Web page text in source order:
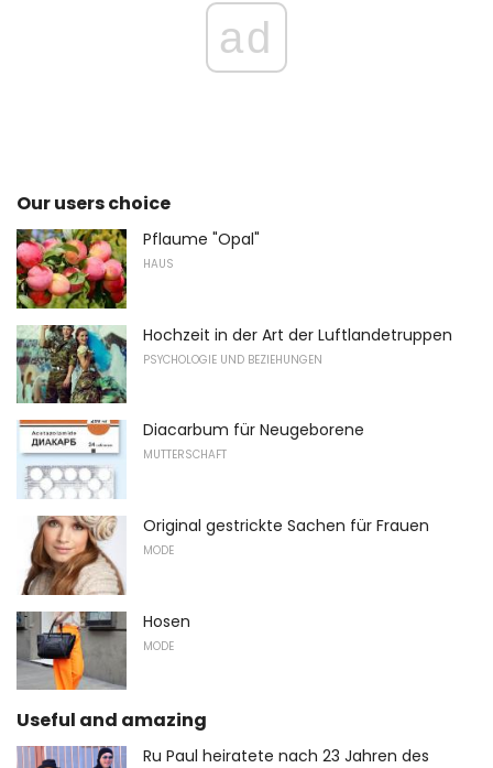
ad
Our users choice
Pflaume "Opal"
HAUS
Hochzeit in der Art der Luftlandetruppen
PSYCHOLOGIE UND BEZIEHUNGEN
Diacarbum für Neugeborene
MUTTERSCHAFT
Original gestrickte Sachen für Frauen
MODE
Hosen
MODE
Useful and amazing
Ru Paul heiratete nach 23 Jahren des